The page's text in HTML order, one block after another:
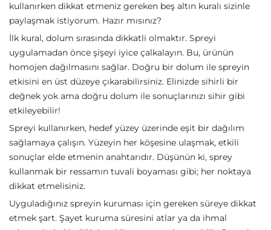
kullanırken dikkat etmeniz gereken beş altın kuralı sizinle
paylaşmak istiyorum. Hazır mısınız?
İlk kural, dolum sırasında dikkatli olmaktır. Spreyi
uygulamadan önce şişeyi iyice çalkalayın. Bu, ürünün
homojen dağılmasını sağlar. Doğru bir dolum ile spreyin
etkisini en üst düzeye çıkarabilirsiniz. Elinizde sihirli bir
değnek yok ama doğru dolum ile sonuçlarınızı sihir gibi
etkileyebilir!
Spreyi kullanırken, hedef yüzey üzerinde eşit bir dağılım
sağlamaya çalışın. Yüzeyin her köşesine ulaşmak, etkili
sonuçlar elde etmenin anahtarıdır. Düşünün ki, sprey
kullanmak bir ressamın tuvali boyaması gibi; her noktaya
dikkat etmelisiniz.
Uyguladığınız spreyin kuruması için gereken süreye dikkat
etmek şart. Şayet kuruma süresini atlar ya da ihmal